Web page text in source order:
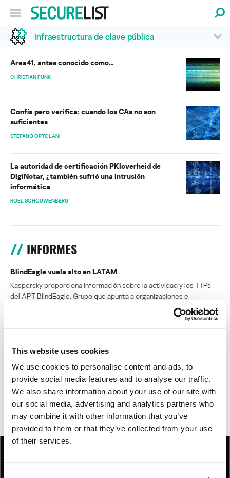
This website uses cookies
We use cookies to personalise content and ads, to
provide social media features and to analyse our traffic.
We also share information about your use of our site with
our social media, advertising and analytics partners who
may combine it with other information that you’ve
provided to them or that they’ve collected from your use
of their services.
Infraestructura de clave pública
Area41, antes conocido como…
CHRISTIAN FUNK
Confía pero verifica: cuando los CAs no son
suficientes
STEFANO ORTOLANI
La autoridad de certificación PKloverheid de
DigiNotar, ¿también sufrió una intrusión
informática
ROEL SCHOUWENBERG
INFORMES
BlindEagle vuela alto en LATAM
Kaspersky proporciona información sobre la actividad y los TTPs
del APT BlindEagle. Grupo que apunta a organizaciones e
individuos en Colombia, Ecuador, Chile, Panamá y otros países de
APT asiáticos modernos
MosaicRegressor: acechando en las sombras de UEFI
RevengeHotels: cibercrimen dirigido a recepciones de hotel
en todo el mundo